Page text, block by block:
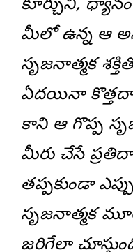
కూర్చుని,
మీలో ఉన్న ఆ
సృజనాత్మక
ఏదయినా
కాని ఆ గొప్ప
మీరు చేసే
తప్పకుండా
సృజనాత్మక
జరిగేలా